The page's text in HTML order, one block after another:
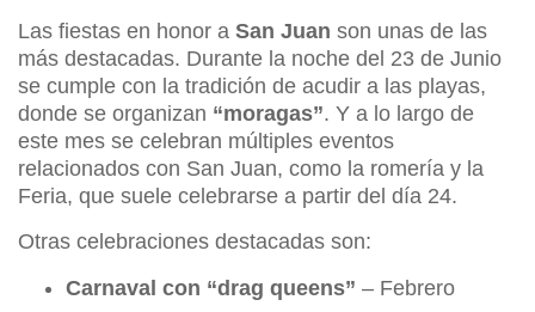
Las fiestas en honor a San Juan son unas de las
más destacadas. Durante la noche del 23 de Junio
se cumple con la tradición de acudir a las playas,
donde se organizan “moragas”. Y a lo largo de
este mes se celebran múltiples eventos
relacionados con San Juan, como la romería y la
Feria, que suele celebrarse a partir del día 24.
Otras celebraciones destacadas son:
Carnaval con “drag queens” – Febrero